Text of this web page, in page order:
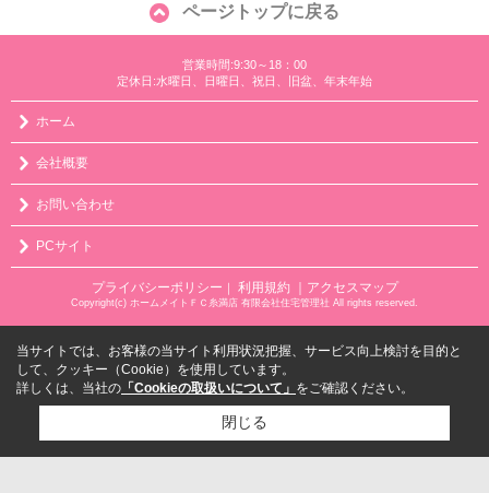
ページトップに戻る
営業時間:9:30～18：00
定休日:水曜日、日曜日、祝日、旧盆、年末年始
ホーム
会社概要
お問い合わせ
PCサイト
プライバシーポリシー ｜ 利用規約 ｜アクセスマップ
Copyright(c) ホームメイトＦＣ糸満店 有限会社住宅管理社 All rights reserved.
当サイトでは、お客様の当サイト利用状況把握、サービス向上検討を目的と
して、クッキー（Cookie）を使用しています。
詳しくは、当社の 「Cookieの取扱いについて」 をご確認ください。
閉じる